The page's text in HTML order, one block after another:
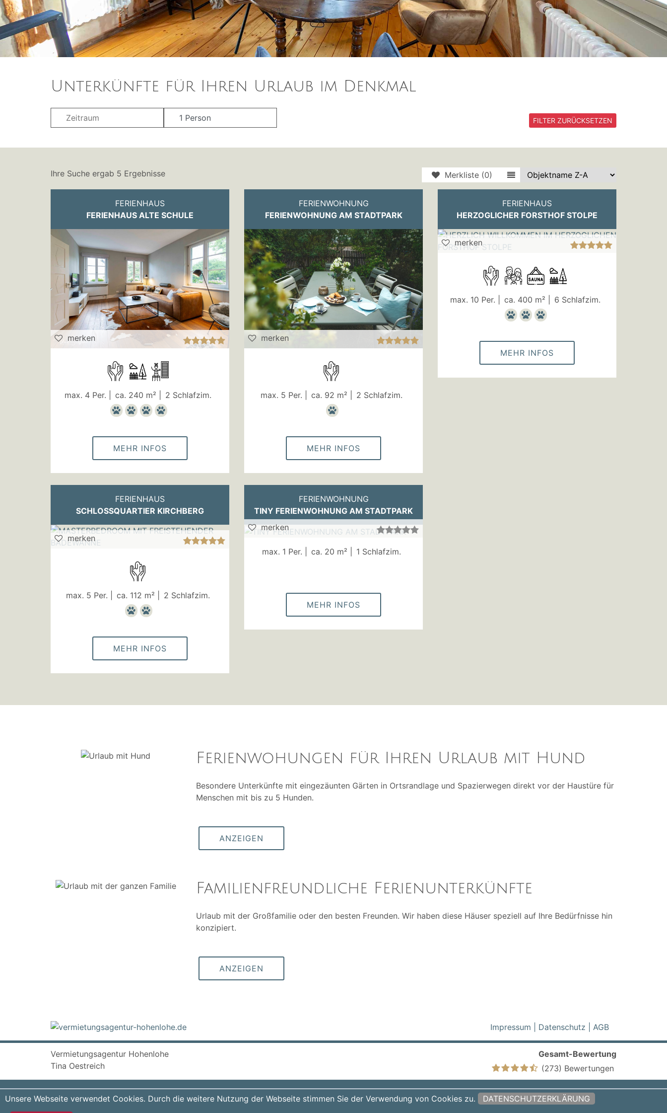
Unsere Webseite verwendet Cookies. Durch die weitere Nutzung der Webseite stimmen Sie der Verwendung von Cookies zu.
DATENSCHUTZERKLÄRUNG
Unterkünfte für Ihren Urlaub im Denkmal
FILTER ZURÜCKSETZEN
Merkliste (0)
Ihre Suche ergab 5 Ergebnisse
FERIENHAUS
FERIENHAUS ALTE SCHULE
merken
max. 4 Per. | ca. 240 m² | 2 Schlafzim.
MEHR INFOS
FERIENWOHNUNG
FERIENWOHNUNG AM STADTPARK
merken
max. 5 Per. | ca. 92 m² | 2 Schlafzim.
MEHR INFOS
FERIENHAUS
HERZOGLICHER FORSTHOF STOLPE
merken
max. 10 Per. | ca. 400 m² | 6 Schlafzim.
MEHR INFOS
FERIENHAUS
SCHLOSSQUARTIER KIRCHBERG
merken
max. 5 Per. | ca. 112 m² | 2 Schlafzim.
MEHR INFOS
FERIENWOHNUNG
TINY FERIENWOHNUNG AM STADTPARK
merken
max. 1 Per. | ca. 20 m² | 1 Schlafzim.
MEHR INFOS
Ferienwohungen für Ihren Urlaub mit Hund
Besondere Unterkünfte mit eingezäunten Gärten in Ortsrandlage und Spazierwegen direkt vor der Haustüre für
Menschen mit bis zu 5 Hunden.
ANZEIGEN
Familienfreundliche Ferienunterkünfte
Urlaub mit der Großfamilie oder den besten Freunden. Wir haben diese Häuser speziell auf Ihre Bedürfnisse hin
konzipiert.
ANZEIGEN
Impressum Datenschutz AGB
Vermietungsagentur Hohenlohe
Tina Oestreich
Gesamt-Bewertung
(273) Bewertungen
Erstellt vonXsigns mit dem Buchungssystem für Ferienwohnungen -Fewo-Verwalter| Copyright © 2026 Vermietungsagentur
Folgen Sie uns auf
Newsletter abonieren